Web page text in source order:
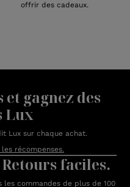
offrir des cadeaux.
et gagnez des
Lux
Lux sur chaque achat.
récompenses.
faciles.
commandes de plus de 100